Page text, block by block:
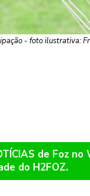
- foto ilustrativa:
de Foz
do H2FOZ.